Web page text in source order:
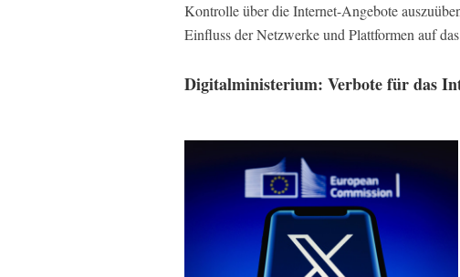
Kontrolle über die Internet-Angebote
Einfluss der Netzwerke und Plattformen auf
Digitalministerium: Verbote für das